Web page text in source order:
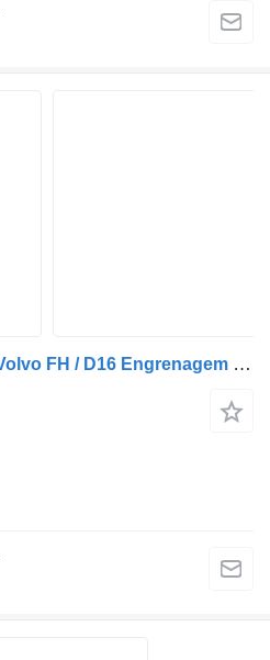
Nukkvõlli hammasratas Volvo FH / D16 Engrenagem da Árvore de Cames FH 20891469 tüübi jaoks veoauto Volvo